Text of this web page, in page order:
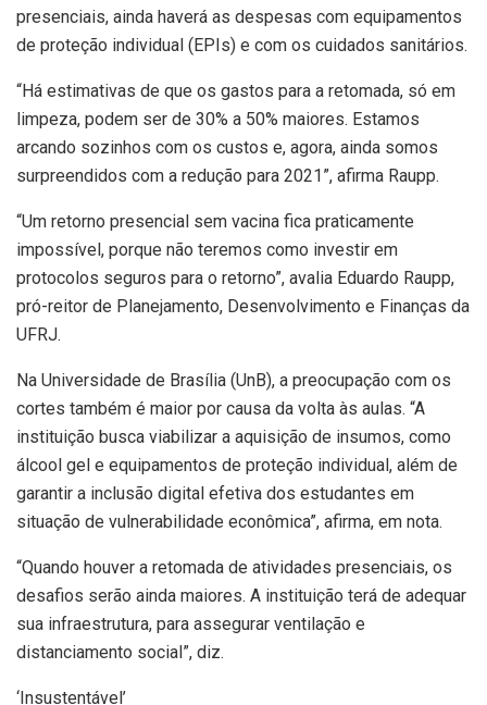
presenciais, ainda haverá as despesas com equipamentos
de proteção individual (EPIs) e com os cuidados sanitários.
“Há estimativas de que os gastos para a retomada, só em
limpeza, podem ser de 30% a 50% maiores. Estamos
arcando sozinhos com os custos e, agora, ainda somos
surpreendidos com a redução para 2021”, afirma Raupp.
“Um retorno presencial sem vacina fica praticamente
impossível, porque não teremos como investir em
protocolos seguros para o retorno”, avalia Eduardo Raupp,
pró-reitor de Planejamento, Desenvolvimento e Finanças da
UFRJ.
Na Universidade de Brasília (UnB), a preocupação com os
cortes também é maior por causa da volta às aulas. “A
instituição busca viabilizar a aquisição de insumos, como
álcool gel e equipamentos de proteção individual, além de
garantir a inclusão digital efetiva dos estudantes em
situação de vulnerabilidade econômica”, afirma, em nota.
“Quando houver a retomada de atividades presenciais, os
desafios serão ainda maiores. A instituição terá de adequar
sua infraestrutura, para assegurar ventilação e
distanciamento social”, diz.
‘Insustentável’